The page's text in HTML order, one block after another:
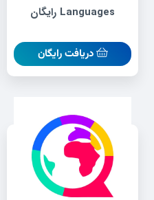
Languages رایگان
دریافت رایگان